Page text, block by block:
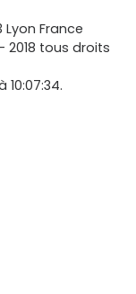
Lyon France
2018 tous droits